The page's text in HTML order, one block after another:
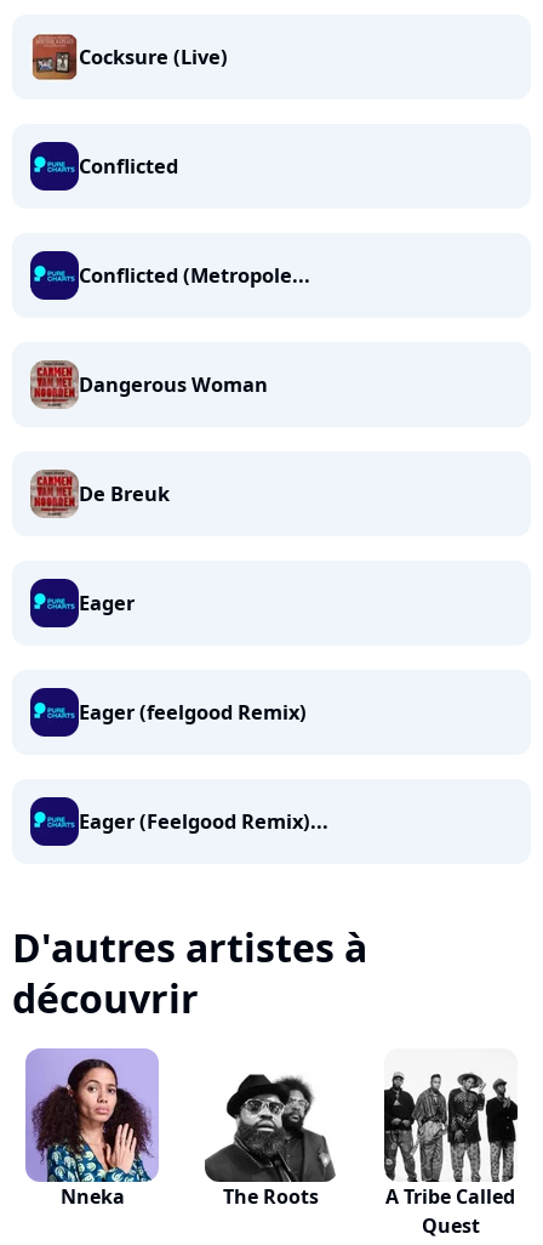
Cocksure (Live)
Conflicted
Conflicted (Metropole...
Dangerous Woman
De Breuk
Eager
Eager (feelgood Remix)
Eager (Feelgood Remix)...
D'autres artistes à
découvrir
Nneka The Roots
A Tribe Called
Quest